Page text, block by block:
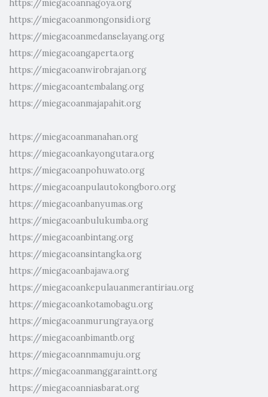
https://miegacoannagoya.org
https://miegacoanmongonsidi.org
https://miegacoanmedanselayang.org
https://miegacoangaperta.org
https://miegacoanwirobrajan.org
https://miegacoantembalang.org
https://miegacoanmajapahit.org
https://miegacoanmanahan.org
https://miegacoankayongutara.org
https://miegacoanpohuwato.org
https://miegacoanpulautokongboro.org
https://miegacoanbanyumas.org
https://miegacoanbulukumba.org
https://miegacoanbintang.org
https://miegacoansintangka.org
https://miegacoanbajawa.org
https://miegacoankepulauanmerantiriau.org
https://miegacoankotamobagu.org
https://miegacoanmurungraya.org
https://miegacoanbimantb.org
https://miegacoannmamuju.org
https://miegacoanmanggaraintt.org
https://miegacoanniasbarat.org